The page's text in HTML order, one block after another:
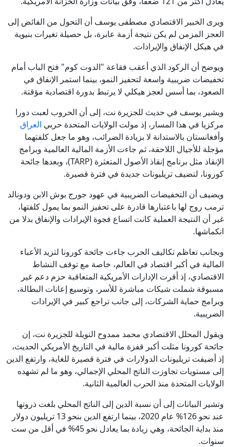
ويرى الخبير الاقتصادي مصطفى يوسف أن التحول من الفائض إلى
العجز المزمن لم يكن نتيجة أزمة عابرة، بل حصيلة تغيرات بنيوية
في هيكل الإنفاق والإيرادات.
ويوضح أن الركود الذي أعقب فقاعة "الدوت كوم" فتح الباب أمام
تخفيضات ضريبية واسعة لتحفيز النمو، بينما استمر الإنفاق في
الصعود، بما أسس لعجز هيكلي لا يرتبط بدورة اقتصادية مؤقتة.
ويشير يوسف في حديث للجزيرة نت، إلى أن الحروب لعبت دورا
مركزيا في هذا المسار، إذ مولت الولايات المتحدة حربي العراق
وأفغانستان بالاستدانة لا بزيادة الضرائب، وهو ما جعل كلفتهما
مؤجلة للأجيال اللاحقة، ثم جاءت الأزمة المالية العالمية وبرامج
الإنقاذ مثل برنامج إنقاذ الأصول المتعثرة (TARP)، وبعدها جائحة
كورونا، لتضيف تريليونات جديدة في فترة قصيرة.
ويضيف أن التخفيضات الضريبية في عهود جورج بوش الابن ودونالد
ترمب روج لها باعتبارها قادرة على تحفيز النمو بما يمول كلفتها،
غير أن النتيجة العملية كانت اتساع فجوة الإيرادات والإنفاق بدلا من
انكماشها.
وبجانب تعاظم تكاليف الحرب جاءت جائحة كورونا لتزيد الأعباء
المالية في أكبر اقتصاد في العالم، خاصة مع توقف النشاط
الاقتصادي، إذ أقرت الإدارات الأمريكية المتعاقبة حزم دعم غير
مسبوقة شملت شيكات مباشرة للأسر، وتوسيع إعانات البطالة،
وبرامج حماية الشركات، إلى جانب تراجع كبير في الإيرادات
الضريبية.
ويقول المحلل الاقتصادي محمد ممدوح النويلة للجزيرة نت، إن
جائحة كورونا مثلت أكبر قفزة مالية في التاريخ الأمريكي الحديث،
إذ أضيفت تريليونات الدولارات في فترة قصيرة للغاية، وارتفع الدين
إلى مستويات تجاوزت الناتج المحلي الإجمالي، وهو ما لم تشهده
الولايات المتحدة منذ الحرب العالمية الثانية.
وتشير البيانات إلى أن نسبة الدين إلى الناتج المحلي بلغت ذروتها
عند نحو 126% عام 2020، بينما ارتفع الدين بنحو 13 تريليون دولار
منذ بداية الجائحة، وهي زيادة بما يعادل نحو 45% في أقل من ست
سنوات.